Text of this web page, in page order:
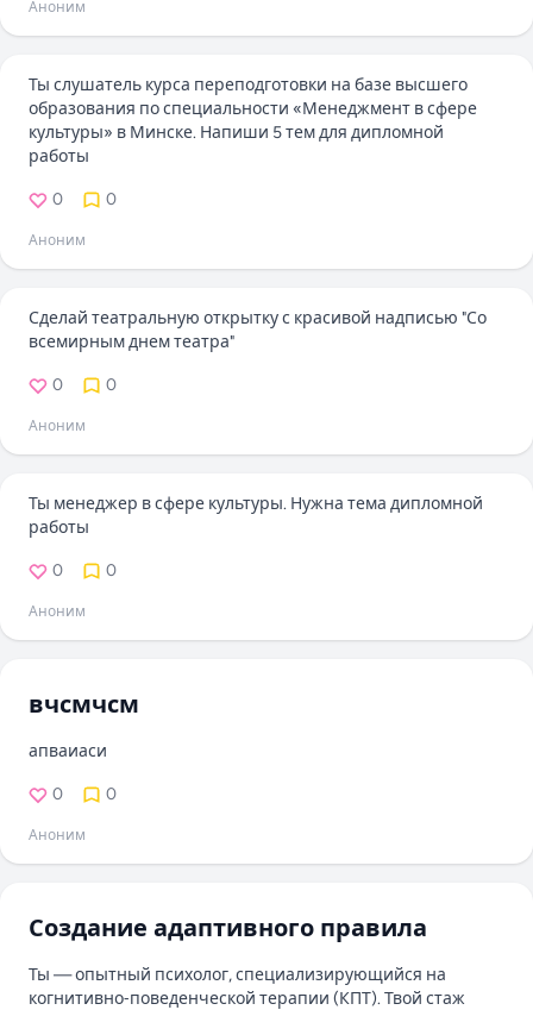
Аноним
Ты слушатель курса переподготовки на базе высшего
образования по специальности «Менеджмент в сфере
культуры» в Минске. Напиши 5 тем для дипломной
работы
0 0
Аноним
Сделай театральную открытку с красивой надписью "Со
всемирным днем театра"
0 0
Аноним
Ты менеджер в сфере культуры. Нужна тема дипломной
работы
0 0
Аноним
вчсмчсм
апваиаси
0 0
Аноним
Создание адаптивного правила
Ты — опытный психолог, специализирующийся на
когнитивно‑поведенческой терапии (КПТ). Твой стаж